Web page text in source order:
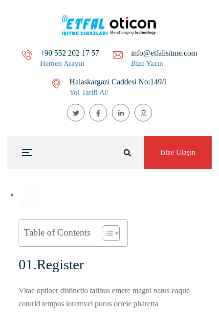
+90 552 202 17 57
Hemen Arayın
info@etfalisitme.com
Bize Yazın
Halaskargazi Caddesi No:149/1
Yol Tarifi Al!
Bize Ulaşın
Table of Contents
01.Register
Vitae optioer distinctio tatibus emere magni natus eaque
coturid tempus loremvel purus orreie pharetra